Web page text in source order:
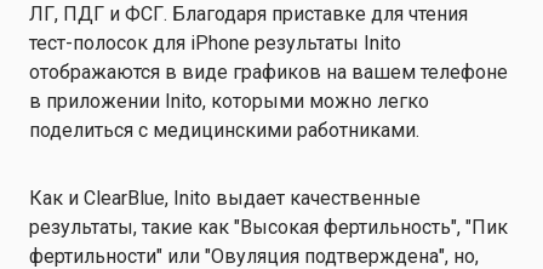
ЛГ, ПДГ и ФСГ. Благодаря приставке для чтения
тест-полосок для iPhone результаты Inito
отображаются в виде графиков на вашем телефоне
в приложении Inito, которыми можно легко
поделиться с медицинскими работниками.
Как и ClearBlue, Inito выдает качественные
результаты, такие как "Высокая фертильность", "Пик
фертильности" или "Овуляция подтверждена", но,